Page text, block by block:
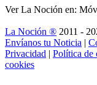
Ver La Noción en:
La Noción ® 2011 -
Envíanos tu Noticia |
Privacidad | Política de
cookies